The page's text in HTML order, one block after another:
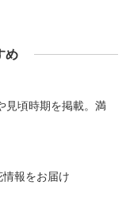
め
見頃時期を掲載。満
報をお届け